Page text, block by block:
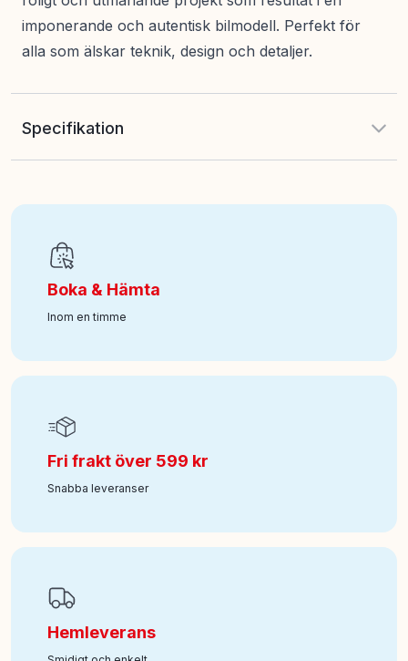
imponerande och autentisk bilmodell. Perfekt för
alla som älskar teknik, design och detaljer.
Specifikation
5702017595672
Ålder från :18
Boka & Hämta
Inom en timme
Fri frakt över 599 kr
Snabba leveranser
Hemleverans